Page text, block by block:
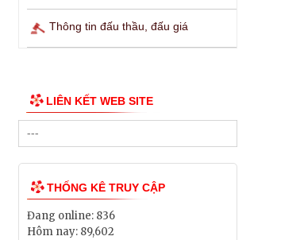
Thông tin đấu thầu, đấu giá
LIÊN KẾT WEB SITE
THỐNG KÊ TRUY CẬP
Đang online: 836
Hôm nay: 89,602